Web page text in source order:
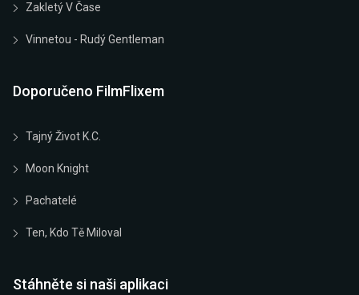
Zakletý V Čase
Vinnetou - Rudý Gentleman
Doporučeno FilmFlixem
Tajný Život K.C.
Moon Knight
Pachatelé
Ten, Kdo Tě Miloval
Stáhněte si naši aplikaci